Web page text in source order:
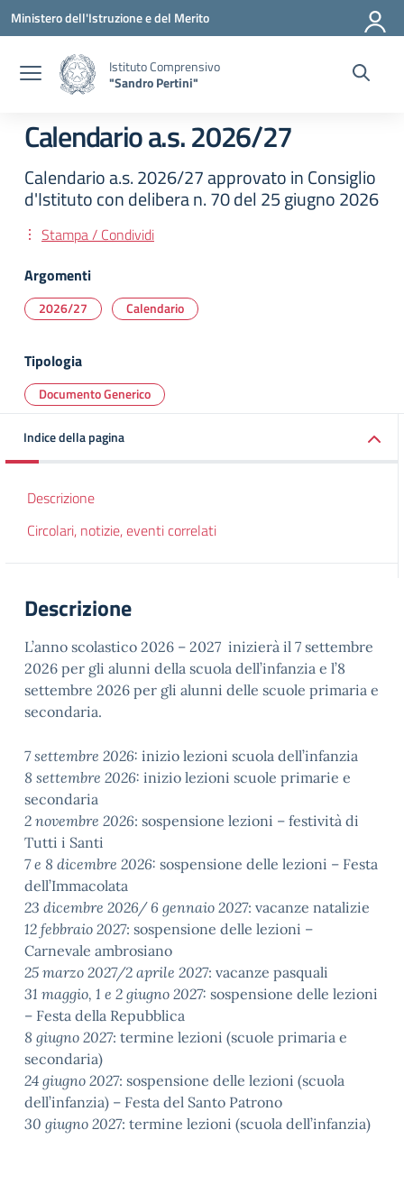
Vai ai contenuti
Vai al menu di navigazione
Vai al footer
Ministero dell'Istruzione e del Merito
Istituto Comprensivo
"Sandro Pertini"
Calendario a.s. 2026/27
Calendario a.s. 2026/27 approvato in Consiglio
d'Istituto con delibera n. 70 del 25 giugno 2026
Stampa / Condividi
Argomenti
2026/27 Calendario
Tipologia
Documento Generico
Indice della pagina
Descrizione
Circolari, notizie, eventi correlati
Descrizione
L’anno scolastico 2026 – 2027 inizierà il 7 settembre
2026 per gli alunni della scuola dell’infanzia e l’8
settembre 2026 per gli alunni delle scuole primaria e
secondaria.
7 settembre 2026: inizio lezioni scuola dell’infanzia
8 settembre 2026: inizio lezioni scuole primarie e
secondaria
2 novembre 2026: sospensione lezioni – festività di
Tutti i Santi
7 e 8 dicembre 2026: sospensione delle lezioni – Festa
dell’Immacolata
23 dicembre 2026/ 6 gennaio 2027: vacanze natalizie
12 febbraio 2027: sospensione delle lezioni –
Carnevale ambrosiano
25 marzo 2027/2 aprile 2027: vacanze pasquali
31 maggio, 1 e 2 giugno 2027: sospensione delle lezioni
– Festa della Repubblica
8 giugno 2027: termine lezioni (scuole primaria e
secondaria)
24 giugno 2027: sospensione delle lezioni (scuola
dell’infanzia) – Festa del Santo Patrono
30 giugno 2027: termine lezioni (scuola dell’infanzia)